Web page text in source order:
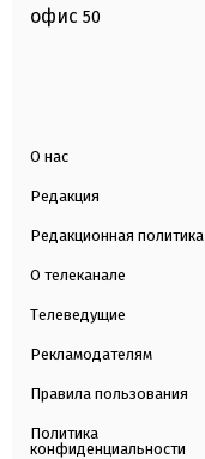
офис 50
О нас
Редакция
Редакционная политика
О телеканале
Телеведущие
Рекламодателям
Правила пользования
Политика
конфиденциальности